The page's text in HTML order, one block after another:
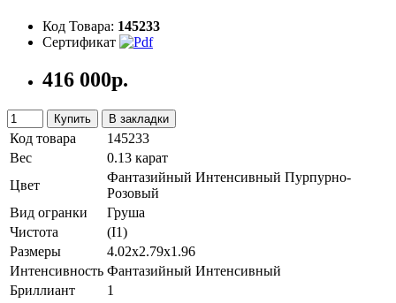
Код Товара: 145233
Сертификат
416 000р.
Купить В закладки
Код товара
145233
Вес
0.13 карат
Цвет
Фантазийный Интенсивный Пурпурно-
Розовый
Вид огранки
Груша
Чистота
(I1)
Размеры
4.02x2.79x1.96
Интенсивность Фантазийный Интенсивный
Бриллиант
1